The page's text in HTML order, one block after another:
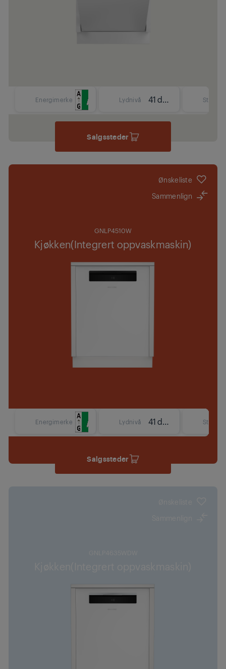
Energimerke Lydnivå 41 dBA
Salgssteder
Ønskeliste
Sammenlign
GNLP4510W
Kjøkken(Integrert oppvaskmaskin)
Energimerke Lydnivå 41 dBA
Salgssteder